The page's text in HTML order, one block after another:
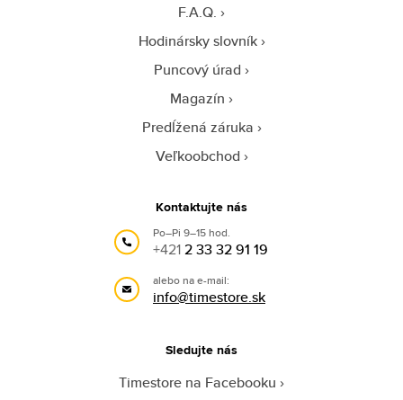
F.A.Q.
Hodinársky slovník
Puncový úrad
Magazín
Predĺžená záruka
Veľkoobchod
Kontaktujte nás
Po–Pi 9–15 hod.
+4212 33 32 91 19
alebo na e-mail:
info@timestore.sk
Sledujte nás
Timestore na Facebooku